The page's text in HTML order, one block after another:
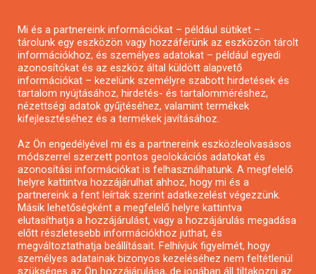
Pályázatírás civil szervezeteknek
Pályázatírás önkormányzatoknak
Pályázatfigyelés
Specifikus pályázatfigyelés vagy hírlevél
Pályázatok magánszemélyeknek
Pályázatok civil szervezeteknek
Pályázatok vállalkozásoknak
Önkormányzati pályázatok
Mezőgazdasági pályázatok
Mi és a partnereink információkat – például sütiket –
tárolunk egy eszközön vagy hozzáférünk az eszközön tárolt
információkhoz, és személyes adatokat – például egyedi
azonosítókat és az eszköz által küldött alapvető
információkat – kezelünk személyre szabott hirdetések és
tartalom nyújtásához, hirdetés- és tartalomméréshez,
nézettségi adatok gyűjtéséhez, valamint termékek
kifejlesztéséhez és a termékek javításához.
Az Ön engedélyével mi és a partnereink eszközleolvasásos
módszerrel szerzett pontos geolokációs adatokat és
azonosítási információkat is felhasználhatunk. A megfelelő
helyre kattintva hozzájárulhat ahhoz, hogy mi és a
partnereink a fent leírtak szerint adatkezelést végezzünk.
Másik lehetőségként a megfelelő helyre kattintva
elutasíthatja a hozzájárulást, vagy a hozzájárulás megadása
előtt részletesebb információkhoz juthat, és
megváltoztathatja beállításait. Felhívjuk figyelmét, hogy
személyes adatainak bizonyos kezeléséhez nem feltétlenül
szükséges az Ön hozzájárulása, de jogában áll tiltakozni az